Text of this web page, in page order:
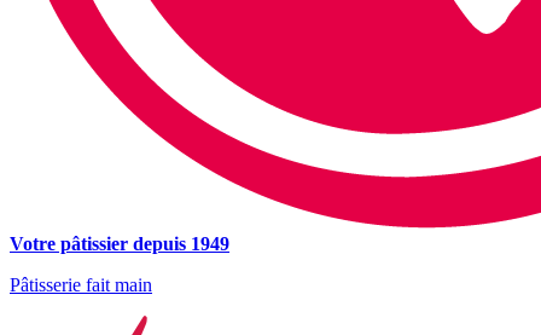
Votre pâtissier depuis 1949
Pâtisserie fait main